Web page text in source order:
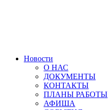
Новости
О НАС
ДОКУМЕНТЫ
КОНТАКТЫ
ПЛАНЫ РАБОТЫ
АФИША